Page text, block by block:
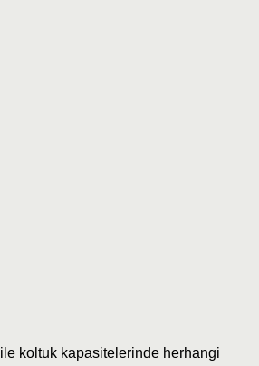
ile koltuk kapasitelerinde herhangi